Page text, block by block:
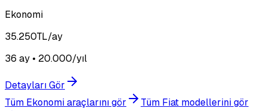
Ekonomi
35.250TL/ay
36 ay • 20.000/yıl
Detayları Gör
Tüm Ekonomi araçlarını gör
Tüm Fiat modellerini gör